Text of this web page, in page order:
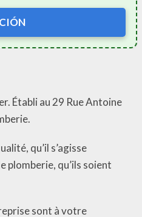
Établi au 29 Rue Antoine
qu’il s’agisse
plomberie, qu’ils soient
sont à votre